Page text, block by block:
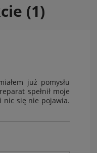
(1)
już pomysłu
spełnił moje
nic się nie pojawia.